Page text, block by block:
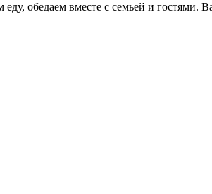
обедаем вместе с семьей и гостями.